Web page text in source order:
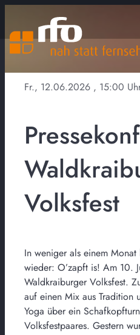
Fr., 12.06.2026 , 15:00
Volksfest
In weniger als einem
wieder: O’zapft is! Am 10.
Waldkraiburger Volksfest.
auf einen Mix aus Tradition
Yoga über ein
Volksfestpaares. Gestern